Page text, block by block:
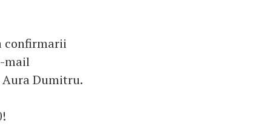
confirmarii
mail
Aura Dumitru.